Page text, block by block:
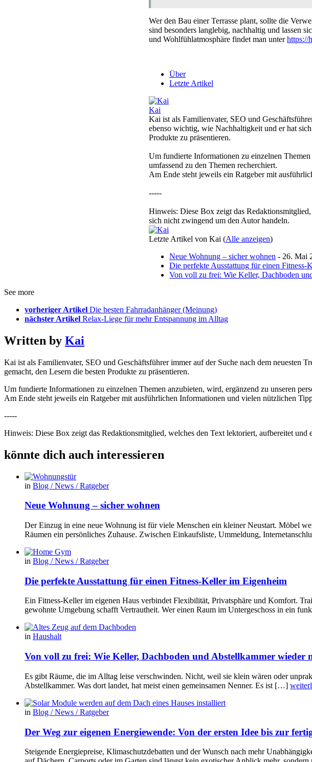
Wer den Bau einer Terrasse plant, sollte die
sind besonders langlebig, nachhaltig und lassen
und Wohlfühlatmosphäre findet man unterhttps://
Über
Letzte Artikel
Kai
Kai ist als Familienvater, SEO und
ebenso wichtig, wie Nachhaltigkeit und er hat
Produkte zu präsentieren.
Um fundierte Informationen zu einzelnen
umfassend zu den Themen recherchiert.
Am Ende steht jeweils ein Ratgeber mit
-----
Hinweis: Diese Box zeigt das
sich nicht zwingend um den Autor handeln.
Letzte Artikel von Kai (Alle anzeigen)
Neue Wohnung – sicher wohnen - 26. Mai
Die perfekte Ausstattung für einen Fitness-
Von voll zu frei: Wie Keller, Dachboden
See more
vorheriger Artikel Die besten Fahrradanhänger (Meinung)
nächster Artikel Relax-Liege für mehr Entspannung im Alltag
Written by Kai
Kai ist als Familienvater, SEO und Geschäftsführer immer auf der Suche nach dem
gemacht, den Lesern die besten Produkte zu präsentieren.
Um fundierte Informationen zu einzelnen Themen anzubieten, wird, ergänzend zu unseren
Am Ende steht jeweils ein Ratgeber mit ausführlichen Informationen und vielen nützlichen
-----
Hinweis: Diese Box zeigt das Redaktionsmitglied, welches den Text lektoriert, aufbereitet
könnte dich auch interessieren
in Blog / News / Ratgeber
Neue Wohnung – sicher wohnen
Der Einzug in eine neue Wohnung ist für viele Menschen ein kleiner Neustart. Möbel
Räumen ein persönliches Zuhause. Zwischen Einkaufsliste, Ummeldung,
in Blog / News / Ratgeber
Die perfekte Ausstattung für einen Fitness-Keller im Eigenheim
Ein Fitness-Keller im eigenen Haus verbindet Flexibilität, Privatsphäre und Komfort.
gewohnte Umgebung schafft Vertrautheit. Wer einen Raum im Untergeschoss in ein
in Haushalt
Von voll zu frei: Wie Keller, Dachboden und Abstellkammer wieder
Es gibt Räume, die im Alltag leise verschwinden. Nicht, weil sie klein wären oder
Abstellkammer. Was dort landet, hat meist einen gemeinsamen Nenner. Es ist […]
in Blog / News / Ratgeber
Der Weg zur eigenen Energiewende: Von der ersten Idee bis zur
Steigende Energiepreise, Klimaschutzdebatten und der Wunsch nach mehr